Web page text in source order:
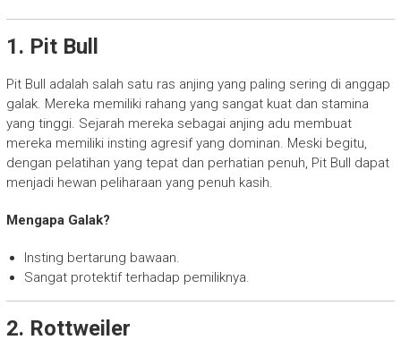
1. Pit Bull
Pit Bull adalah salah satu ras anjing yang paling sering di anggap
galak. Mereka memiliki rahang yang sangat kuat dan stamina
yang tinggi. Sejarah mereka sebagai anjing adu membuat
mereka memiliki insting agresif yang dominan. Meski begitu,
dengan pelatihan yang tepat dan perhatian penuh, Pit Bull dapat
menjadi hewan peliharaan yang penuh kasih.
Mengapa Galak?
Insting bertarung bawaan.
Sangat protektif terhadap pemiliknya.
2. Rottweiler